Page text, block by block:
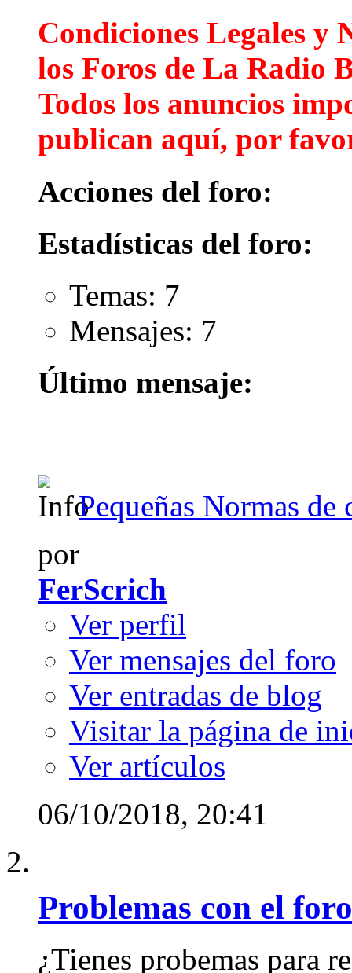
Condiciones Legales y
los Foros de La Radio
Todos los anuncios
publican aquí, por
Acciones del foro:
Estadísticas del foro:
Temas: 7
Mensajes: 7
Último mensaje:
Pequeñas Normas de
por
FerScrich
Ver perfil
Ver mensajes del foro
Ver entradas de blog
Visitar la página de
Ver artículos
06/10/2018, 20:41
Problemas con el foro
¿Tienes probemas para